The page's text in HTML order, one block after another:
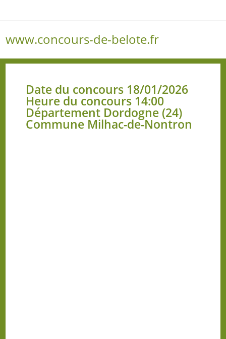
www.concours-de-belote.fr
Date du concours 18/01/2026
Heure du concours 14:00
Département Dordogne (24)
Commune Milhac-de-Nontron